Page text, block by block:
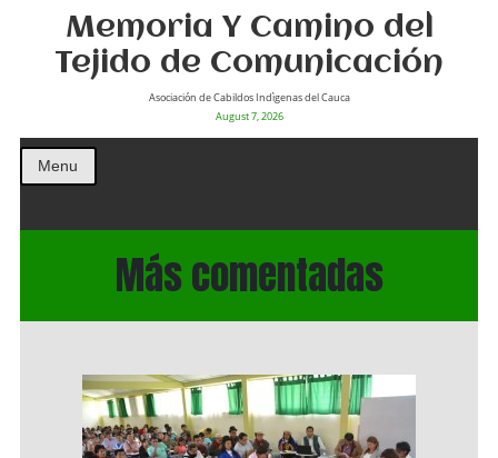
Memoria Y Camino del
Tejido de Comunicación
Asociación de Cabildos Indìgenas del Cauca
August 7, 2026
Menu
Más comentadas